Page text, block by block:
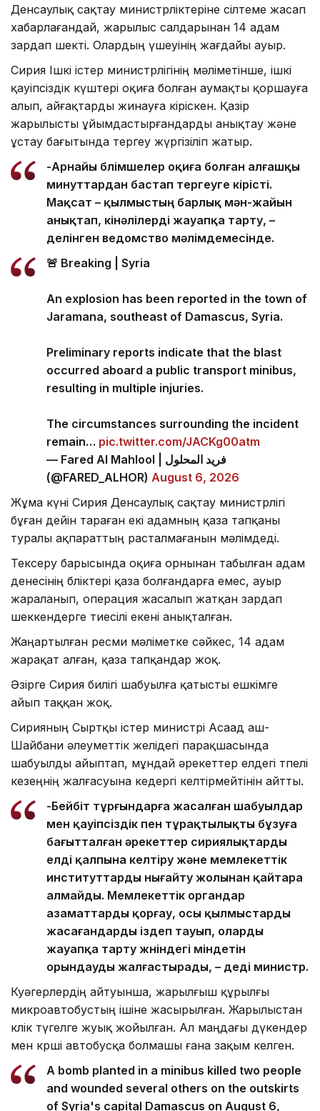
Денсаулық сақтау министрліктеріне сілтеме жасап
хабарлағандай, жарылыс салдарынан 14 адам
зардап шекті. Олардың үшеуінің жағдайы ауыр.
Сирия Ішкі істер министрлігінің мәліметінше, ішкі
қауіпсіздік күштері оқиға болған аумақты қоршауға
алып, айғақтарды жинауға кіріскен. Қазір
жарылысты ұйымдастырғандарды анықтау және
ұстау бағытында тергеу жүргізіліп жатыр.
-Арнайы бөлімшелер оқиға болған алғашқы
минуттардан бастап тергеуге кірісті.
Мақсат – қылмыстың барлық мән-жайын
анықтап, кінәлілерді жауапқа тарту, –
делінген ведомство мәлімдемесінде.
🚨 Breaking | Syria
An explosion has been reported in the town of
Jaramana, southeast of Damascus, Syria.
Preliminary reports indicate that the blast
occurred aboard a public transport minibus,
resulting in multiple injuries.
The circumstances surrounding the incident
remain… pic.twitter.com/JACKg00atm
— Fared Al Mahlool | فريد المحلول
(@FARED_ALHOR) August 6, 2026
Жұма күні Сирия Денсаулық сақтау министрлігі
бұған дейін тараған екі адамның қаза тапқаны
туралы ақпараттың расталмағанын мәлімдеді.
Тексеру барысында оқиға орнынан табылған адам
денесінің бөліктері қаза болғандарға емес, ауыр
жараланып, операция жасалып жатқан зардап
шеккендерге тиесілі екені анықталған.
Жаңартылған ресми мәліметке сәйкес, 14 адам
жарақат алған, қаза тапқандар жоқ.
Әзірге Сирия билігі шабуылға қатысты ешкімге
айып таққан жоқ.
Сирияның Сыртқы істер министрі Асаад аш-
Шайбани әлеуметтік желідегі парақшасында
шабуылды айыптап, мұндай әрекеттер елдегі өтпелі
кезеңнің жалғасуына кедергі келтірмейтінін айтты.
-Бейбіт тұрғындарға жасалған шабуылдар
мен қауіпсіздік пен тұрақтылықты бұзуға
бағытталған әрекеттер сириялықтарды
елді қалпына келтіру және мемлекеттік
институттарды нығайту жолынан қайтара
алмайды. Мемлекеттік органдар
азаматтарды қорғау, осы қылмыстарды
жасағандарды іздеп тауып, оларды
жауапқа тарту жөніндегі міндетін
орындауды жалғастырады, – деді министр.
Куәгерлердің айтуынша, жарылғыш құрылғы
микроавтобустың ішіне жасырылған. Жарылыстан
көлік түгелге жуық жойылған. Ал маңдағы дүкендер
мен көрші автобусқа болмашы ғана зақым келген.
A bomb planted in a minibus killed two people
and wounded several others on the outskirts
of Syria's capital Damascus on August 6,